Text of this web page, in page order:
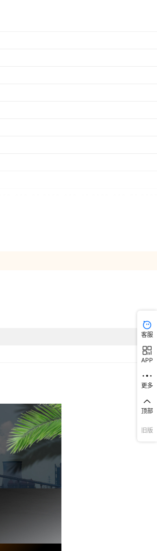
客服
APP
更多
顶部
旧版